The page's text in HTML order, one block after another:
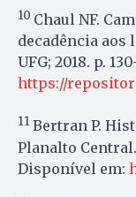
10 Chaul NF.
decadência aos
UFG; 2018. p.
https://
11Bertran P.
Planalto Central.
Disponível em: